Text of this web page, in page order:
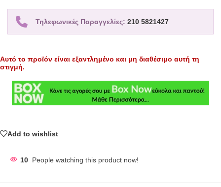
Τηλεφωνικές Παραγγελίες: 210 5821427
Αυτό το προϊόν είναι εξαντλημένο και μη διαθέσιμο αυτή τη
στιγμή.
Add to wishlist
10 People watching this product now!